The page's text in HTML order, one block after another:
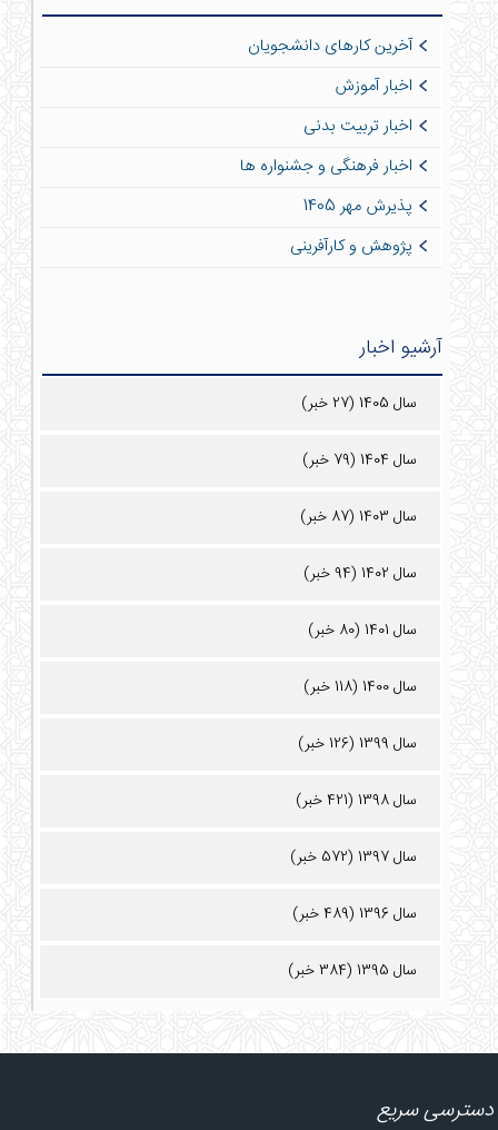
آخرین کارهای دانشجویان
اخبار آموزش
اخبار تربیت بدنی
اخبار فرهنگی و جشنواره ها
پذیرش مهر 1405
پژوهش و کارآفرینی
آرشیو اخبار
سال 1405 (27 خبر)
سال 1404 (79 خبر)
سال 1403 (87 خبر)
سال 1402 (94 خبر)
سال 1401 (80 خبر)
سال 1400 (118 خبر)
سال 1399 (126 خبر)
سال 1398 (421 خبر)
سال 1397 (572 خبر)
سال 1396 (489 خبر)
سال 1395 (384 خبر)
دسترسی سریع